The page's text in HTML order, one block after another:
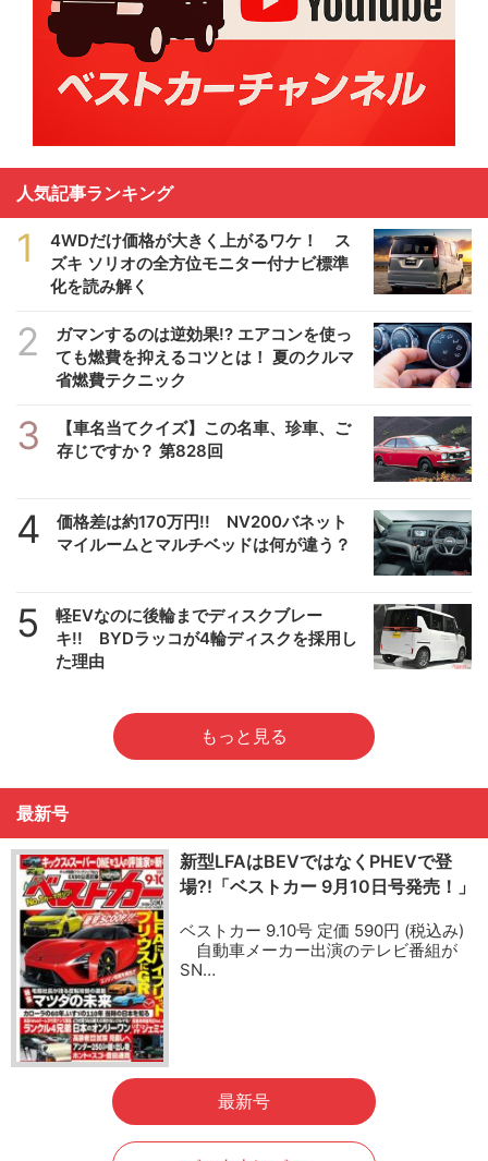
人気記事ランキング
1
4WDだけ価格が大きく上がるワケ！ ス
ズキ ソリオの全方位モニター付ナビ標準
化を読み解く
2
ガマンするのは逆効果!? エアコンを使っ
ても燃費を抑えるコツとは！ 夏のクルマ
省燃費テクニック
3
【車名当てクイズ】この名車、珍車、ご
存じですか？ 第828回
4
価格差は約170万円!! NV200バネット
マイルームとマルチベッドは何が違う？
5
軽EVなのに後輪までディスクブレー
キ!! BYDラッコが4輪ディスクを採用し
た理由
もっと見る
最新号
新型LFAはBEVではなくPHEVで登
場?!「ベストカー 9月10日号発売！」
ベストカー 9.10号 定価 590円 (税込み)
自動車メーカー出演のテレビ番組が
SN…
最新号